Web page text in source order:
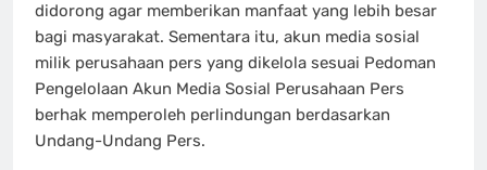
didorong agar memberikan manfaat yang lebih besar
bagi masyarakat. Sementara itu, akun media sosial
milik perusahaan pers yang dikelola sesuai Pedoman
Pengelolaan Akun Media Sosial Perusahaan Pers
berhak memperoleh perlindungan berdasarkan
Undang-Undang Pers.